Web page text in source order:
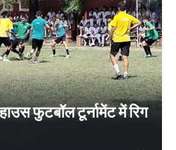
फुटबॉल टूर्नामेंट में रिग